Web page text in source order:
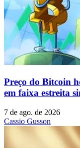
Preço do Bitcoin
em faixa estreita
7 de ago. de 2026
Cassio Gusson